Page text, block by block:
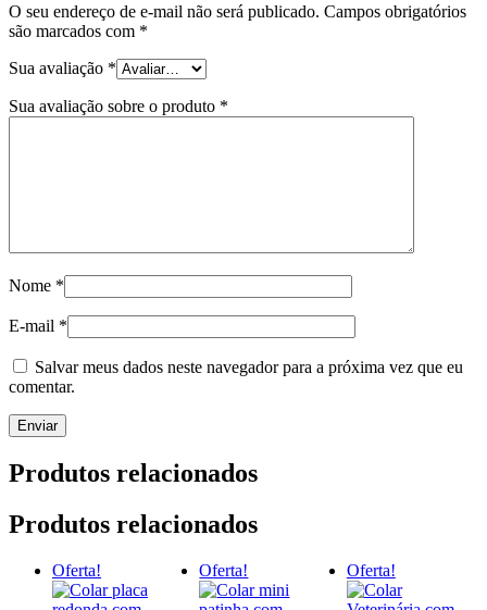
O seu endereço de e-mail não será publicado. Campos obrigatórios
são marcados com *
Sua avaliação *
Sua avaliação sobre o produto *
Nome *
E-mail *
Salvar meus dados neste navegador para a próxima vez que eu
comentar.
Produtos relacionados
Produtos relacionados
Oferta! Oferta! Oferta!